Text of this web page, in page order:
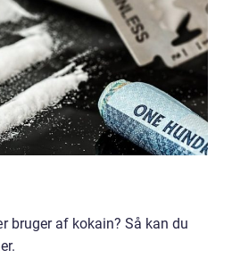
bruger af kokain? Så kan du